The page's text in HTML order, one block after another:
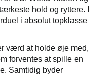
hold og ryttere. I
i absolut topklasse
værd at holde øje med,
forventes at spille en
Samtidig byder